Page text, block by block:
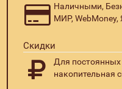
Наличными,
МИР, WebMoney,
Скидки
Для постоянных
накопительная